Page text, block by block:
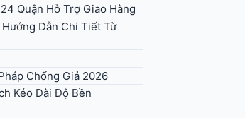
Quận Hỗ Trợ Giao Hàng
Dẫn Chi Tiết Từ
Chống Giả 2026
Kéo Dài Độ Bền